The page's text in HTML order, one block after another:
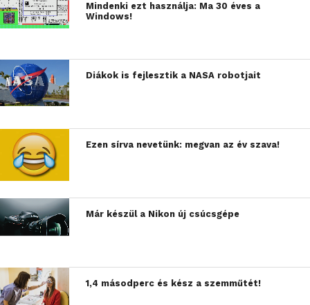
Mindenki ezt használja: Ma 30 éves a
Windows!
Diákok is fejlesztik a NASA robotjait
Ezen sírva nevetünk: megvan az év szava!
Már készül a Nikon új csúcsgépe
1,4 másodperc és kész a szemműtét!